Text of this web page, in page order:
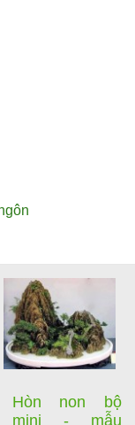
Hòn non bộ
mini - mẫu